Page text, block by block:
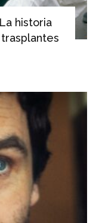
historia